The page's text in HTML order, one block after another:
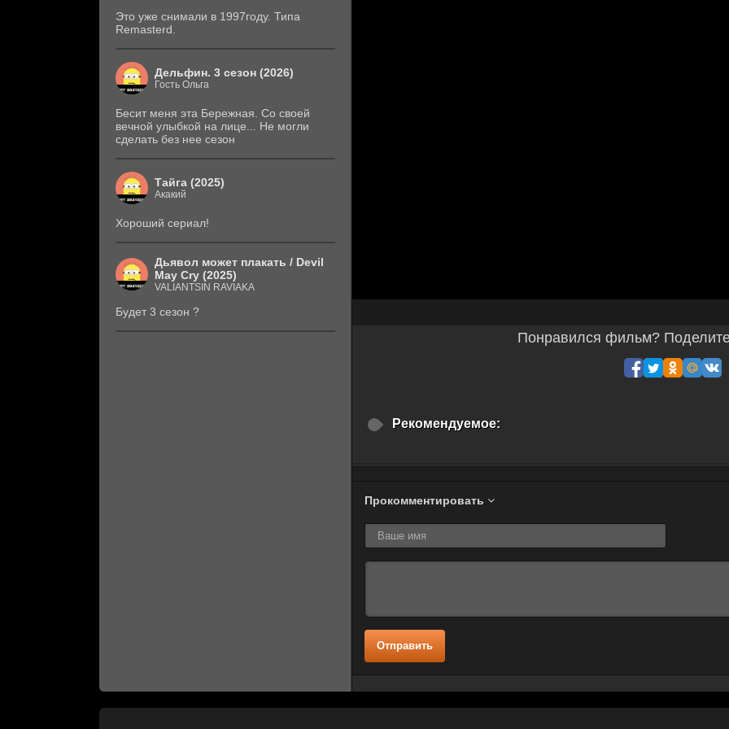
Понравился фильм?
Рекомендуемое:
Прокомментировать
Отправить
Это уже снимали в 1997году. Типа
Remasterd.
Дельфин. 3 сезон (2026)
Гость Ольга
Бесит меня эта Бережная. Со своей
вечной улыбкой на лице... Не могли
сделать без нее сезон
Тайга (2025)
Акакий
Хороший сериал!
Дьявол может плакать / Devil
May Cry (2025)
VALIANTSIN RAVIAKA
Будет 3 сезон ?